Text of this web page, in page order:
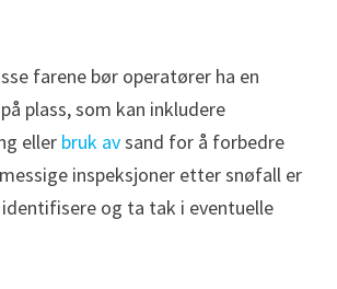
farene bør operatører ha en
plass, som kan inkludere
eller bruk avsand for å forbedre
inspeksjoner etter snøfall er
og ta tak i eventuelle